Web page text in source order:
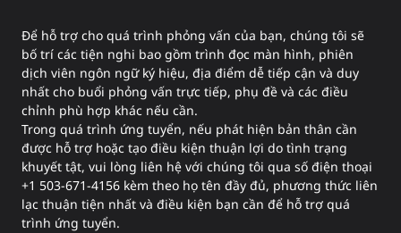
Để hỗ trợ cho quá trình phỏng vấn của bạn, chúng tôi sẽ
bố trí các tiện nghi bao gồm trình đọc màn hình, phiên
dịch viên ngôn ngữ ký hiệu, địa điểm dễ tiếp cận và duy
nhất cho buổi phỏng vấn trực tiếp, phụ đề và các điều
chỉnh phù hợp khác nếu cần.
Trong quá trình ứng tuyển, nếu phát hiện bản thân cần
được hỗ trợ hoặc tạo điều kiện thuận lợi do tình trạng
khuyết tật, vui lòng liên hệ với chúng tôi qua số điện thoại
+1 503-671-4156 kèm theo họ tên đầy đủ, phương thức liên
lạc thuận tiện nhất và điều kiện bạn cần để hỗ trợ quá
trình ứng tuyển.